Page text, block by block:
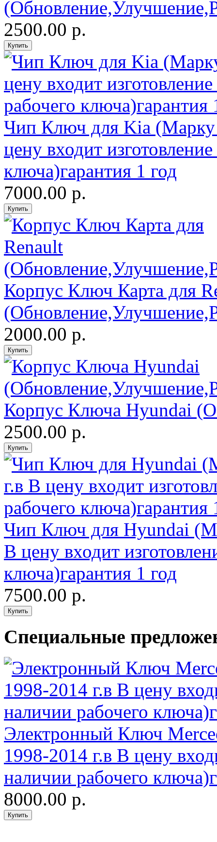
2500.00 р.
Чип Ключ для Kia (Марку
цену входит
ключа)гарантия 1 год
7000.00 р.
Корпус Ключ Карта для
2000.00 р.
Корпус Ключа Hyundai
2500.00 р.
Чип Ключ для Hyundai
В цену входит
ключа)гарантия 1 год
7500.00 р.
Специальные
Электронный Ключ
1998-2014 г.в В цену
наличии рабочего
8000.00 р.